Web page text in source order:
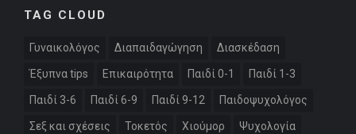
TAG CLOUD
Γυναικολόγος Διαπαιδαγώγηση Διασκέδαση
Έξυπνα tips Επικαιρότητα Παιδί 0-1 Παιδί 1-3
Παιδί 3-6 Παιδί 6-9 Παιδί 9-12 Παιδοψυχολόγος
Σεξ και σχέσεις Τοκετός Χιούμορ Ψυχολογία